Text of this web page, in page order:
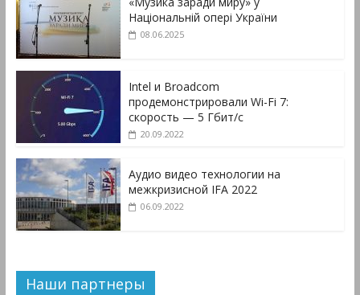
Національній опері України
08.06.2025
Intel и Broadcom
продемонстрировали Wi-Fi 7:
скорость — 5 Гбит/с
20.09.2022
Аудио видео технологии на
межкризисной IFA 2022
06.09.2022
Наши партнеры